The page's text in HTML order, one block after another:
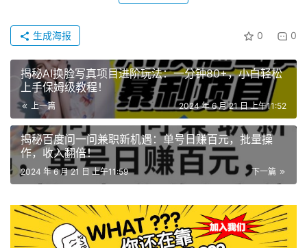
0 0
生成海报
揭秘AI换脸写真项目进阶玩法：一分钟80+，小白轻松
上手保姆级教程！
上一篇 2024 年 6 月 21 日 上午11:52
揭秘百度问一问兼职新机遇：单号日赚百元，批量操
作，收入翻倍！
下一篇
2024 年 6 月 21 日 上午11:59